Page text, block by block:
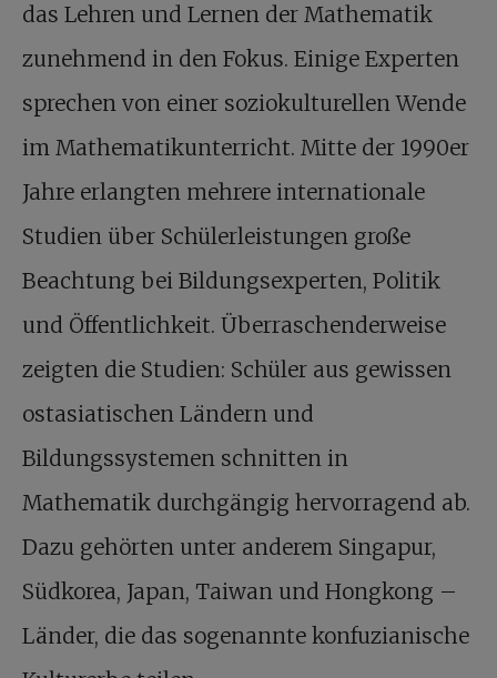
das Lehren und Lernen der Mathematik
zunehmend in den Fokus. Einige Experten
sprechen von einer soziokulturellen Wende
im Mathematikunterricht. Mitte der 1990er
Jahre erlangten mehrere internationale
Studien über Schülerleistungen große
Beachtung bei Bildungsexperten, Politik
und Öffentlichkeit. Überraschenderweise
zeigten die Studien: Schüler aus gewissen
ostasiatischen Ländern und
Bildungssystemen schnitten in
Mathematik durchgängig hervorragend ab.
Dazu gehörten unter anderem Singapur,
Südkorea, Japan, Taiwan und Hongkong –
Länder, die das sogenannte konfuzianische